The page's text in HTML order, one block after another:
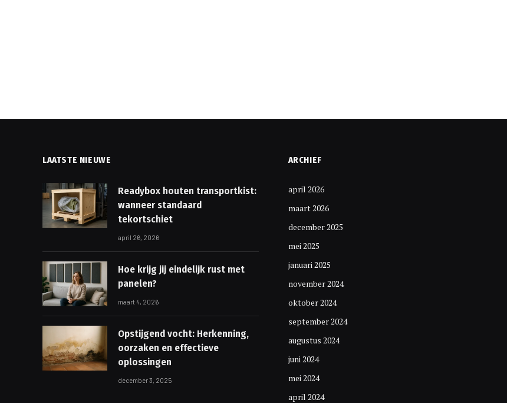
LAATSTE NIEUWE
Readybox houten transportkist:
wanneer standaard
tekortschiet
april 26, 2026
Hoe krijg jij eindelijk rust met
panelen?
maart 4, 2026
Opstijgend vocht: Herkenning,
oorzaken en effectieve
oplossingen
december 3, 2025
ARCHIEF
april 2026
maart 2026
december 2025
mei 2025
januari 2025
november 2024
oktober 2024
september 2024
augustus 2024
juni 2024
mei 2024
april 2024